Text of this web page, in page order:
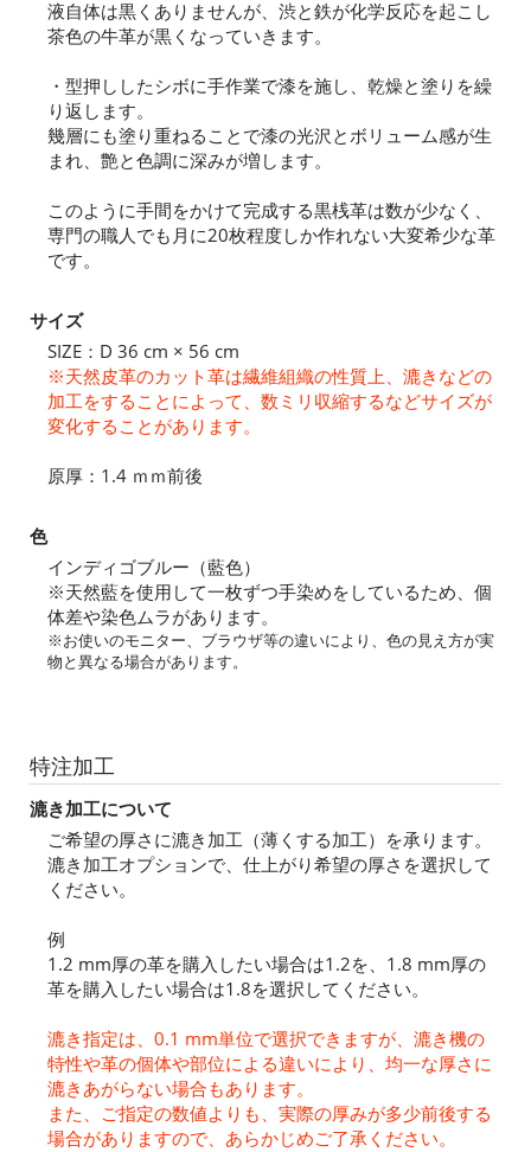
液自体は黒くありませんが、渋と鉄が化学反応を起こし
茶色の牛革が黒くなっていきます。
・型押ししたシボに手作業で漆を施し、乾燥と塗りを繰
り返します。
幾層にも塗り重ねることで漆の光沢とボリューム感が生
まれ、艶と色調に深みが増します。
このように手間をかけて完成する黒桟革は数が少なく、
専門の職人でも月に20枚程度しか作れない大変希少な革
です。
サイズ
SIZE：D 36 cm × 56 cm
※天然皮革のカット革は繊維組織の性質上、漉きなどの
加工をすることによって、数ミリ収縮するなどサイズが
変化することがあります。
原厚：1.4 ｍｍ前後
色
インディゴブルー（藍色）
※天然藍を使用して一枚ずつ手染めをしているため、個
体差や染色ムラがあります。
※お使いのモニター、ブラウザ等の違いにより、色の見え方が実
物と異なる場合があります。
特注加工
漉き加工について
ご希望の厚さに漉き加工（薄くする加工）を承ります。
漉き加工オプションで、仕上がり希望の厚さを選択して
ください。
例
1.2 mm厚の革を購入したい場合は1.2を、1.8 mm厚の
革を購入したい場合は1.8を選択してください。
漉き指定は、0.1 mm単位で選択できますが、漉き機の
特性や革の個体や部位による違いにより、均一な厚さに
漉きあがらない場合もあります。
また、ご指定の数値よりも、実際の厚みが多少前後する
場合がありますので、あらかじめご了承ください。